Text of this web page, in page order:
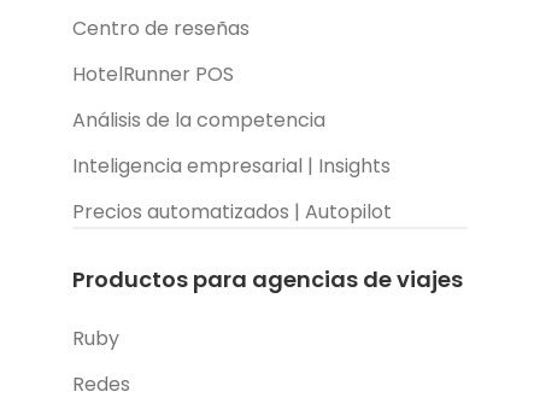
Centro de reseñas
HotelRunner POS
Análisis de la competencia
Inteligencia empresarial | Insights
Precios automatizados | Autopilot
Productos para agencias de viajes
Ruby
Redes